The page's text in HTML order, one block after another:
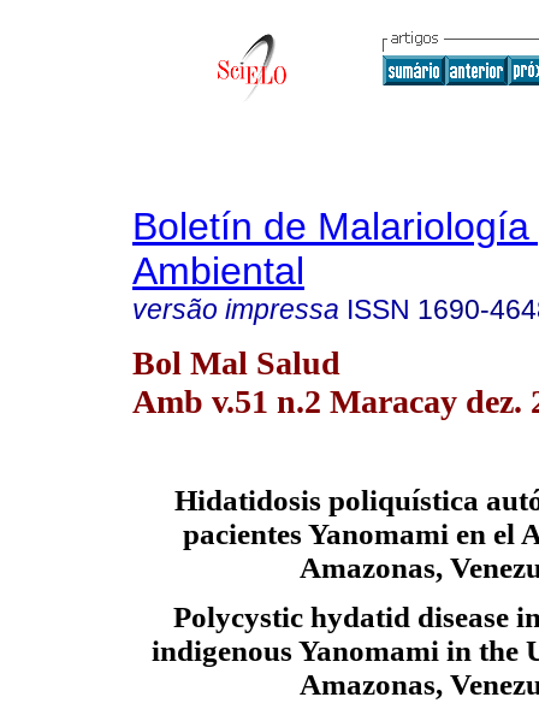
Boletín de
Ambiental
versão impressa ISSN 1690-
Bol Mal Salud
Amb v.51 n.2 Maracay dez.
Hidatidosis poliquística
pacientes Yanomami en el
Amazonas,
Polycystic hydatid disease
indigenous Yanomami in the
Amazonas,